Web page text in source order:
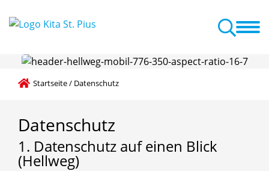
Praktikum
Startseite/ Datenschutz
Datenschutz
1. Datenschutz auf einen Blick
(Hellweg)